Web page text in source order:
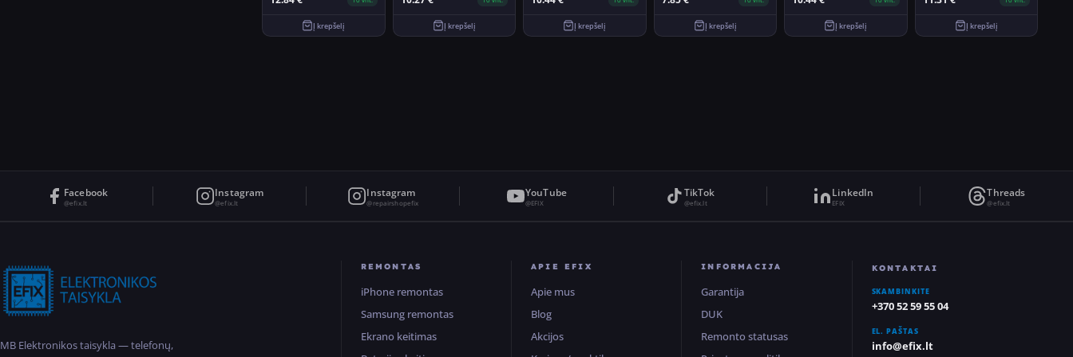
Į krepšelį Į krepšelį Į krepšelį Į krepšelį Į krepšelį Į krepšelį
Facebook
@efix.lt
Instagram
@efix.lt
Instagram
@repairshopefix
YouTube
@EFIX
TikTok
@efix.lt
LinkedIn
EFIX
Threads
@efix.lt
MB Elektronikos taisykla — telefonų,
REMONTAS
iPhone remontas
Samsung remontas
Ekrano keitimas
APIE EFIX
Apie mus
Blog
Akcijos
INFORMACIJA
Garantija
DUK
Remonto statusas
KONTAKTAI
SKAMBINKITE
+370 52 59 55 04
EL. PAŠTAS
info@efix.lt